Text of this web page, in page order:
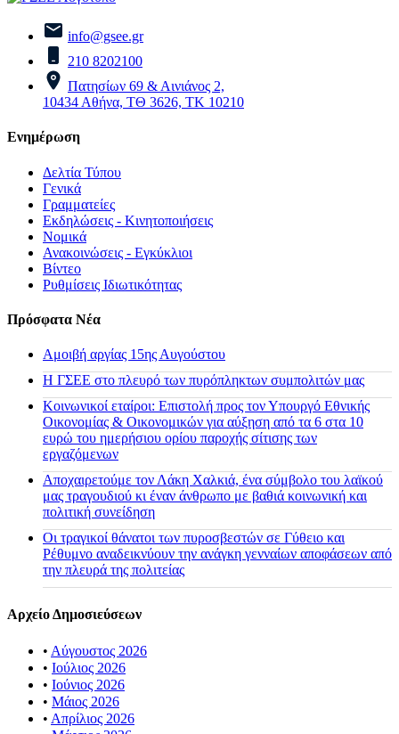
info@gsee.gr
210 8202100
Πατησίων 69 & Αινιάνος 2,
10434 Αθήνα, ΤΘ 3626, ΤΚ 10210
Ενημέρωση
Δελτία Τύπου
Γενικά
Γραμματείες
Εκδηλώσεις - Κινητοποιήσεις
Νομικά
Ανακοινώσεις - Εγκύκλιοι
Βίντεο
Ρυθμίσεις Ιδιωτικότητας
Πρόσφατα Νέα
Αμοιβή αργίας 15ης Αυγούστου
H ΓΣΕΕ στο πλευρό των πυρόπληκτων συμπολιτών μας
Κοινωνικοί εταίροι: Επιστολή προς τον Υπουργό Εθνικής
Οικονομίας & Οικονομικών για αύξηση από τα 6 στα 10
ευρώ του ημερήσιου ορίου παροχής σίτισης των
εργαζόμενων
Αποχαιρετούμε τον Λάκη Χαλκιά, ένα σύμβολο του λαϊκού
μας τραγουδιού κι έναν άνθρωπο με βαθιά κοινωνική και
πολιτική συνείδηση
Οι τραγικοί θάνατοι των πυροσβεστών σε Γύθειο και
Ρέθυμνο αναδεικνύουν την ανάγκη γενναίων αποφάσεων από
την πλευρά της πολιτείας
Αρχείο Δημοσιεύσεων
• Αύγουστος 2026
• Ιούλιος 2026
• Ιούνιος 2026
• Μάιος 2026
• Απρίλιος 2026